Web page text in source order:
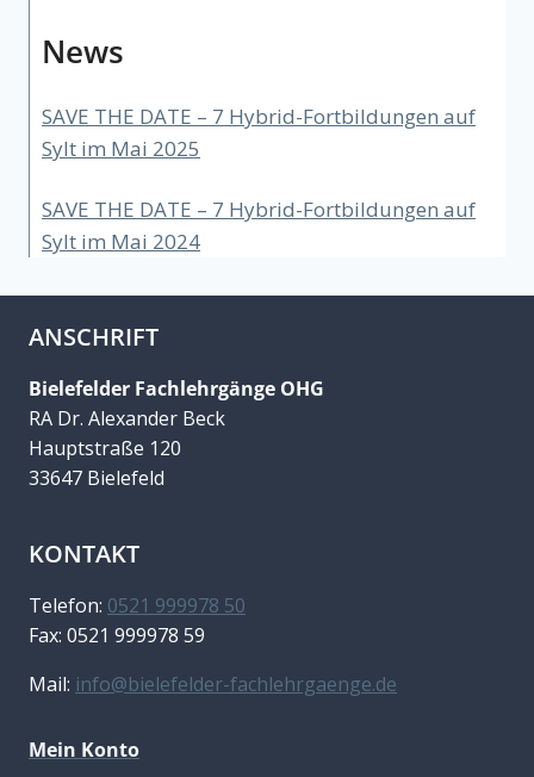
News
SAVE THE DATE – 7 Hybrid-Fortbildungen auf
Sylt im Mai 2025
SAVE THE DATE – 7 Hybrid-Fortbildungen auf
Sylt im Mai 2024
ANSCHRIFT
Bielefelder Fachlehrgänge OHG
RA Dr. Alexander Beck
Hauptstraße 120
33647 Bielefeld
KONTAKT
Telefon: 0521 999978 50
Fax: 0521 999978 59
Mail: info@bielefelder-fachlehrgaenge.de
Mein Konto